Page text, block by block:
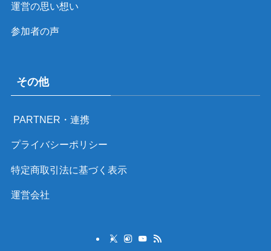
運営の思い想い
参加者の声
その他
PARTNER・連携
プライバシーポリシー
特定商取引法に基づく表示
運営会社